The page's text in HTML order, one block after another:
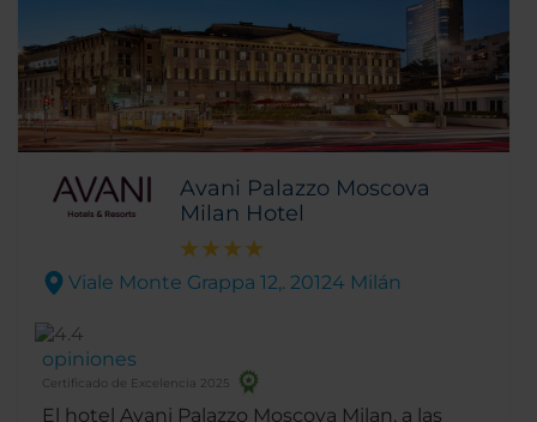
Avani Palazzo Moscova
Milan Hotel
Viale Monte Grappa 12,. 20124 Milán
opiniones
Certificado de Excelencia 2025
El hotel Avani Palazzo Moscova Milan, a las